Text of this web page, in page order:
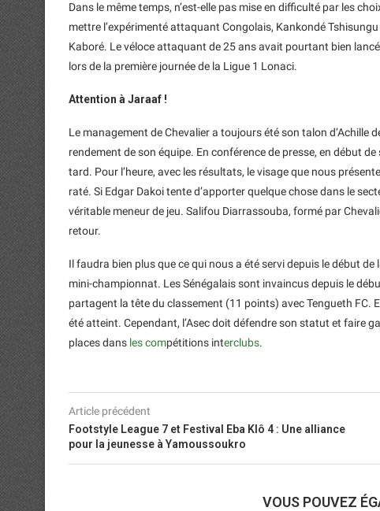
Dans le même temps, n’est-elle pas mise en difficulté par les
mettre l’expérimenté attaquant Congolais, Kankondé
Kaboré. Le véloce attaquant de 25 ans avait pourtant bien
lors de la première journée de la Ligue 1 Lonaci.
Attention à Jaraaf !
Le management de Chevalier a toujours été son talon d’Achille
rendement de son équipe. En conférence de presse, en début
tard. Pour l’heure, avec les résultats, le visage que nous
raté. Si Edgar Dakoi tente d’apporter quelque chose dans le
véritable meneur de jeu. Salifou Diarrassouba, formé par
retour.
Il faudra bien plus que ce qui nous a été servi depuis le début
mini-championnat. Les Sénégalais sont invaincus depuis le
partagent la tête du classement (11 points) avec Tengueth FC.
été atteint. Cependant, l’Asec doit défendre son statut et faire
places dans les compétitions interclubs.
Article précédent
Footstyle League 7 et Festival Eba Klô 4 : Une alliance
pour la jeunesse à Yamoussoukro
VOUS POUVEZ